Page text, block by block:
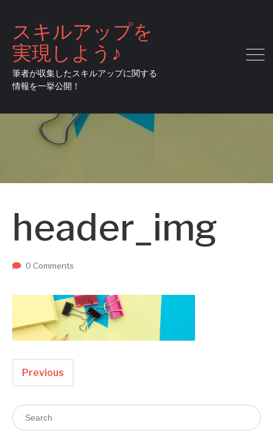
スキルアップを
実現しよう♪
筆者が収集したスキルアップに関する
情報を一挙公開！
header_img
0 Comments
Previous